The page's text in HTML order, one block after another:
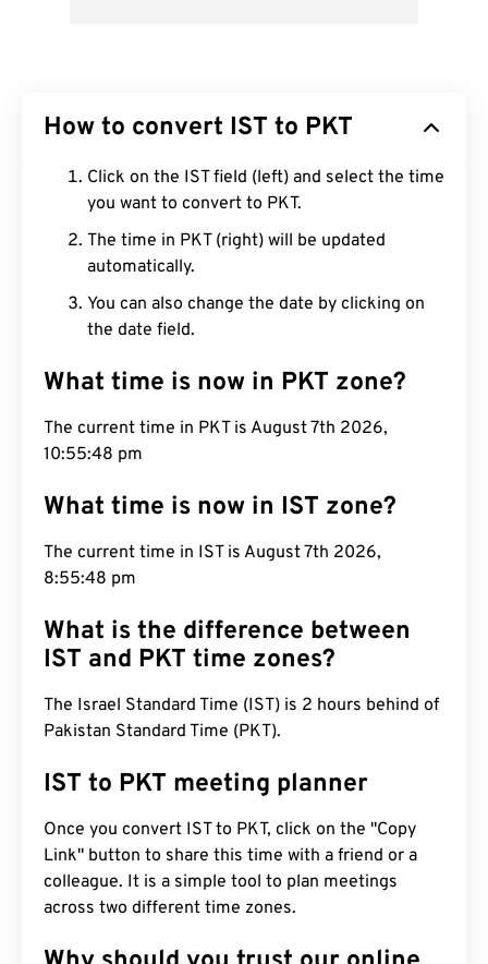
How to convert IST to PKT
Click on the IST field (left) and select the time
you want to convert to PKT.
The time in PKT (right) will be updated
automatically.
You can also change the date by clicking on
the date field.
What time is now in PKT zone?
The current time in PKT is August 7th 2026,
10:55:49 pm
What time is now in IST zone?
The current time in IST is August 7th 2026,
8:55:49 pm
What is the difference between
IST and PKT time zones?
The Israel Standard Time (IST) is 2 hours behind of
Pakistan Standard Time (PKT).
IST to PKT meeting planner
Once you convert IST to PKT, click on the "Copy
Link" button to share this time with a friend or a
colleague. It is a simple tool to plan meetings
across two different time zones.